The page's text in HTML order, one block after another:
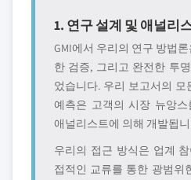
1. 연구 설계 및 애널리
GMI에서 우리의 연구 방법
한 검증, 그리고 완전한 투
었습니다. 우리 보고서의 모
예측은 고객의 시장 뉴앙
애널리스트에 의해 개발됩
우리의 접근 방식은 업계
접적인 교류를 통한 광범위